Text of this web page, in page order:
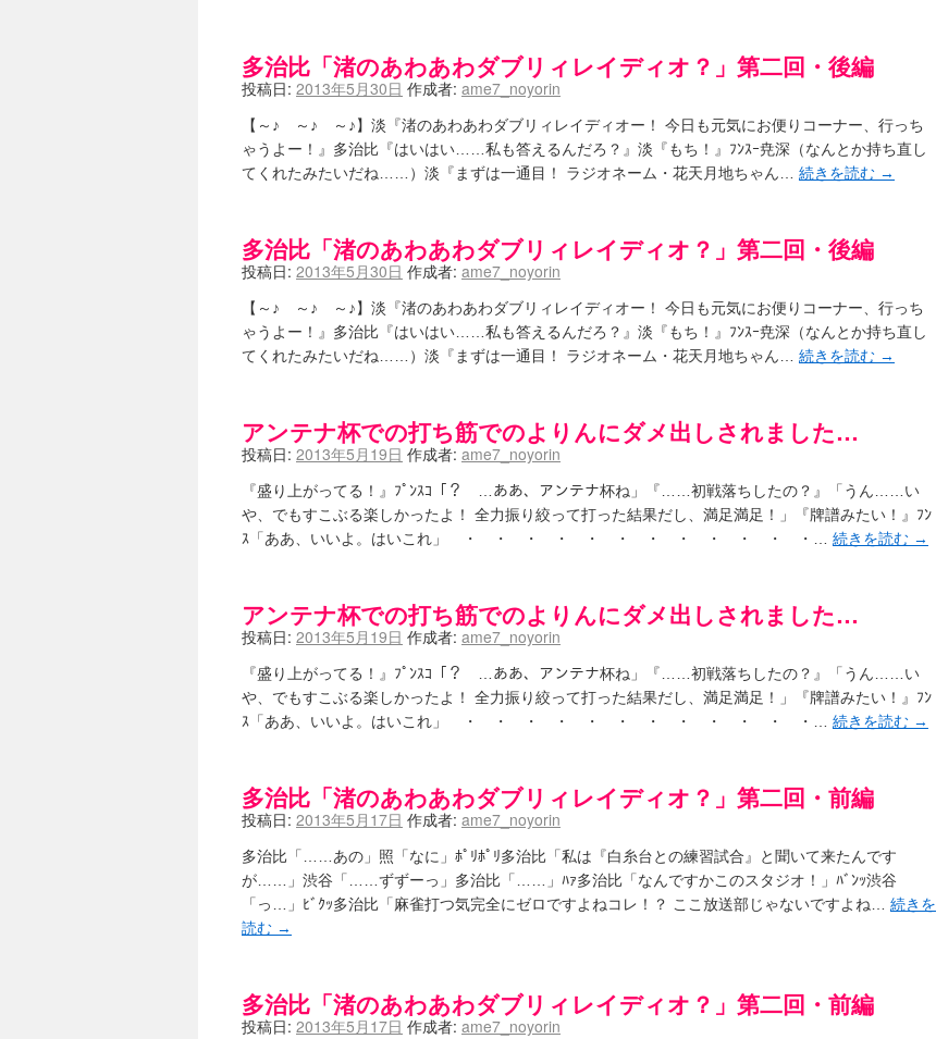
多治比「渚のあわあわダブリィレイディオ？」第二回・後編
投稿日: 2013年5月30日 作成者: ame7_noyorin
【～♪ ～♪ ～♪】淡『渚のあわあわダブリィレイディオー！ 今日も元気にお便りコーナー、行っち
ゃうよー！』多治比『はいはい……私も答えるんだろ？』淡『もち！』ﾌﾝｽｰ尭深（なんとか持ち直し
てくれたみたいだね……）淡『まずは一通目！ ラジオネーム・花天月地ちゃん… 続きを読む →
多治比「渚のあわあわダブリィレイディオ？」第二回・後編
投稿日: 2013年5月30日 作成者: ame7_noyorin
【～♪ ～♪ ～♪】淡『渚のあわあわダブリィレイディオー！ 今日も元気にお便りコーナー、行っち
ゃうよー！』多治比『はいはい……私も答えるんだろ？』淡『もち！』ﾌﾝｽｰ尭深（なんとか持ち直し
てくれたみたいだね……）淡『まずは一通目！ ラジオネーム・花天月地ちゃん… 続きを読む →
アンテナ杯での打ち筋でのよりんにダメ出しされました…
投稿日: 2013年5月19日 作成者: ame7_noyorin
『盛り上がってる！』ﾌﾟﾝｽｺ「？ …ああ、アンテナ杯ね」『……初戦落ちしたの？』「うん……い
や、でもすこぶる楽しかったよ！ 全力振り絞って打った結果だし、満足満足！」『牌譜みたい！』ﾌﾝ
ｽ「ああ、いいよ。はいこれ」 ・ ・ ・ ・ ・ ・ ・ ・ ・ ・ ・ ・… 続きを読む →
アンテナ杯での打ち筋でのよりんにダメ出しされました…
投稿日: 2013年5月19日 作成者: ame7_noyorin
『盛り上がってる！』ﾌﾟﾝｽｺ「？ …ああ、アンテナ杯ね」『……初戦落ちしたの？』「うん……い
や、でもすこぶる楽しかったよ！ 全力振り絞って打った結果だし、満足満足！」『牌譜みたい！』ﾌﾝ
ｽ「ああ、いいよ。はいこれ」 ・ ・ ・ ・ ・ ・ ・ ・ ・ ・ ・ ・… 続きを読む →
多治比「渚のあわあわダブリィレイディオ？」第二回・前編
投稿日: 2013年5月17日 作成者: ame7_noyorin
多治比「……あの」照「なに」ﾎﾟﾘﾎﾟﾘ多治比「私は『白糸台との練習試合』と聞いて来たんです
が……」渋谷「……ずずーっ」多治比「……」ﾊｧ多治比「なんですかこのスタジオ！」ﾊﾞﾝｯ渋谷
「っ…」ﾋﾞｸｯ多治比「麻雀打つ気完全にゼロですよねコレ！？ ここ放送部じゃないですよね… 続きを
読む →
多治比「渚のあわあわダブリィレイディオ？」第二回・前編
投稿日: 2013年5月17日 作成者: ame7_noyorin